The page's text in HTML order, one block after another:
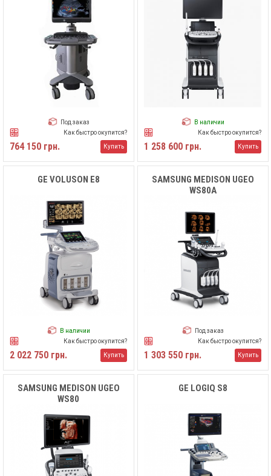
Под заказ
Как быстро окупится?
764 150 грн. Купить
В наличии
Как быстро окупится?
1 258 600 грн. Купить
GE VOLUSON E8
В наличии
Как быстро окупится?
2 022 750 грн. Купить
SAMSUNG MEDISON UGEO
WS80A
Под заказ
Как быстро окупится?
1 303 550 грн. Купить
SAMSUNG MEDISON UGEO
WS80
GE LOGIQ S8